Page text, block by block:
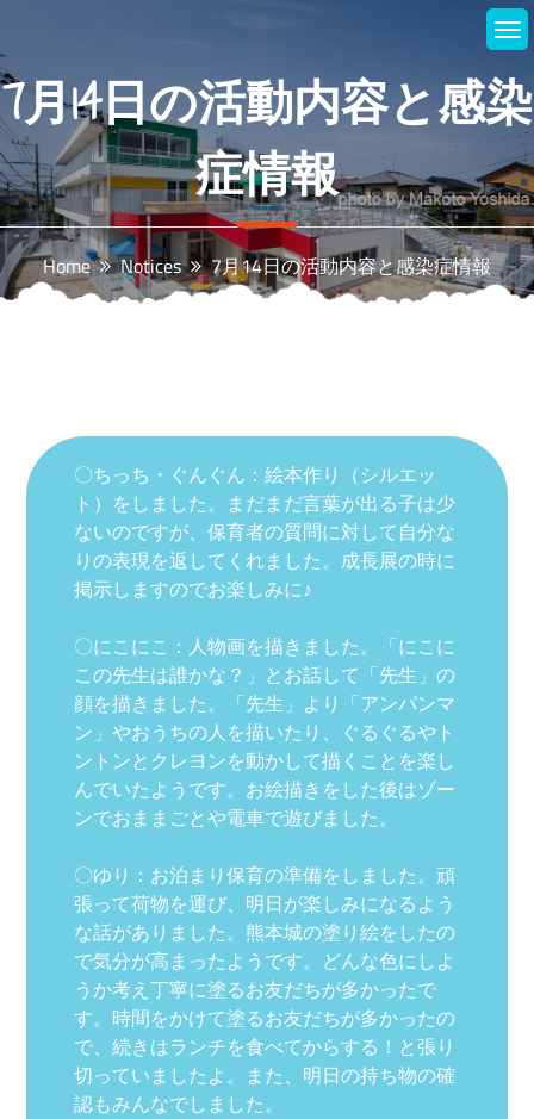
content
7月14日の活動内容と感染
症情報
Home Notices 7月14日の活動内容と感染症情報
〇ちっち・ぐんぐん：絵本作り（シルエッ
ト）をしました。まだまだ言葉が出る子は少
ないのですが、保育者の質問に対して自分な
りの表現を返してくれました。成長展の時に
掲示しますのでお楽しみに♪
〇にこにこ：人物画を描きました。「にこに
この先生は誰かな？」とお話して「先生」の
顔を描きました。「先生」より「アンパンマ
ン」やおうちの人を描いたり、ぐるぐるやト
ントンとクレヨンを動かして描くことを楽し
んでいたようです。お絵描きをした後はゾー
ンでおままごとや電車で遊びました。
〇ゆり：お泊まり保育の準備をしました。頑
張って荷物を運び、明日が楽しみになるよう
な話がありました。熊本城の塗り絵をしたの
で気分が高まったようです。どんな色にしよ
うか考え丁寧に塗るお友だちが多かったで
す。時間をかけて塗るお友だちが多かったの
で、続きはランチを食べてからする！と張り
切っていましたよ。また、明日の持ち物の確
認もみんなでしました。